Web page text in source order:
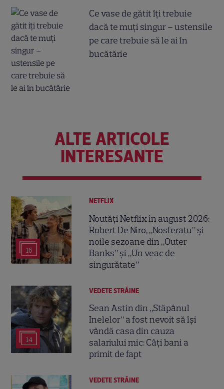
Ce vase de gătit îți trebuie
dacă te muți singur – ustensile
pe care trebuie să le ai în
bucătărie
ALTE ARTICOLE
INTERESANTE
16
NETFLIX
Noutăți Netflix în august 2026:
Robert De Niro, „Nosferatu” și
noile sezoane din „Outer
Banks” și „Un veac de
singurătate”
14
VEDETE STRĂINE
Sean Astin din „Stăpânul
Inelelor” a fost nevoit să își
vândă casa din cauza
salariului mic: Câți bani a
primit de fapt
VEDETE STRĂINE